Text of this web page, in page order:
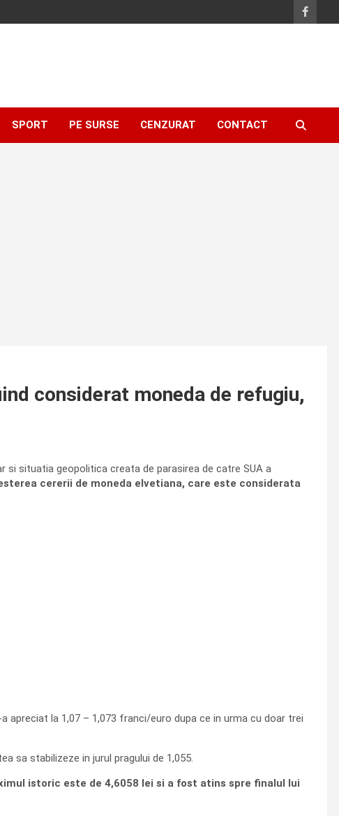
SPORT PE SURSE CENZURAT CONTACT
considerat moneda de refugiu,
si situatia geopolitica creata de parasirea de catre SUA a
cererii de moneda elvetiana, care este considerata
apreciat la 1,07 – 1,073 franci/euro dupa ce in urma cu doar trei
sa stabilizeze in jurul pragului de 1,055.
istoric este de 4,6058 lei si a fost atins spre finalul lui